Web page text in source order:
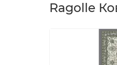
Ragolle